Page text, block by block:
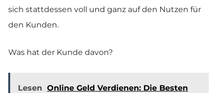
sich stattdessen voll und ganz auf den Nutzen für
den Kunden.
Was hat der Kunde davon?
Lesen Online Geld Verdienen: Die Besten